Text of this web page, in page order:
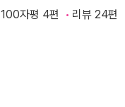
100자평 4편 리뷰 24편